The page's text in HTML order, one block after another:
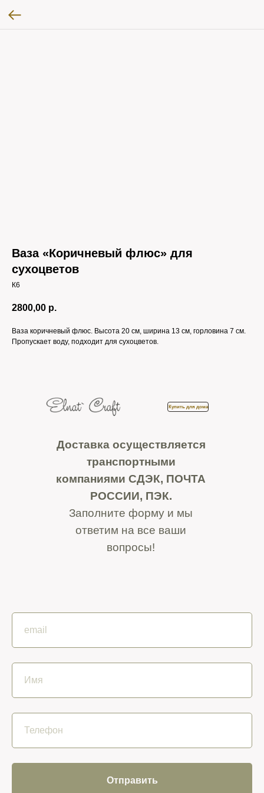
Ваза «Коричневый флюс» для
сухоцветов
К6
2800,00 р.
Ваза коричневый флюс. Высота 20 см, ширина 13 см, горловина 7 см.
Пропускает воду, подходит для сухоцветов.
Доставка осуществляется
транспортными
компаниями СДЭК, ПОЧТА
РОССИИ, ПЭК.
Заполните форму и мы
ответим на все ваши
вопросы!
Купить для дома
Отправить